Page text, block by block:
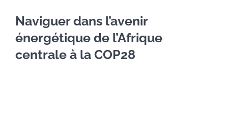
Naviguer dans l’avenir
énergétique de l’Afrique
centrale à la COP28